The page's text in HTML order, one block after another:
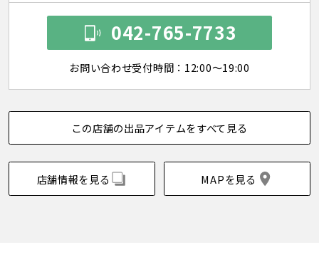
042-765-7733
お問い合わせ受付時間：12:00～19:00
この店舗の出品アイテムをすべて見る
店舗情報を見る MAPを見る